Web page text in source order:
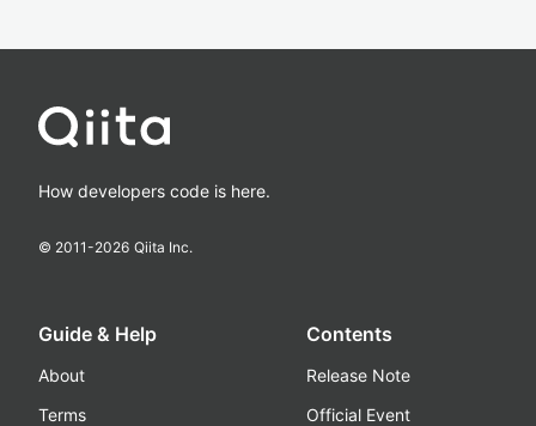
How developers code is here.
© 2011-2026 Qiita Inc.
Guide & Help
About
Terms
Contents
Release Note
Official Event